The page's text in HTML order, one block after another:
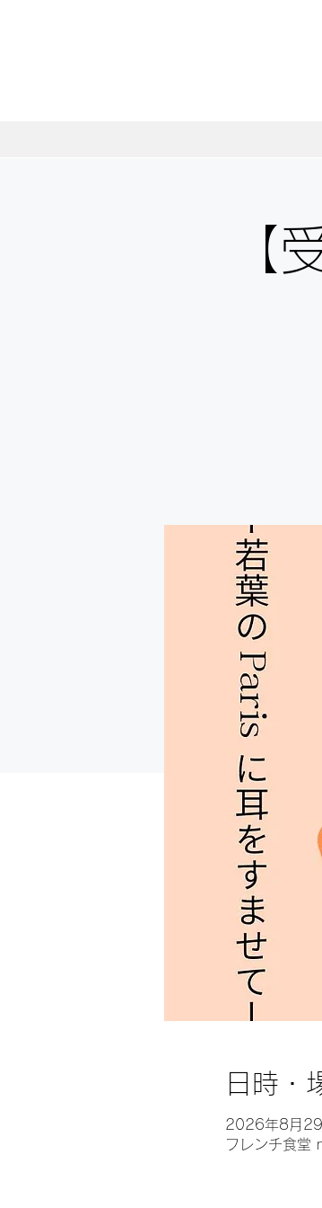
【
日時・
2026年8月
フレンチ食堂